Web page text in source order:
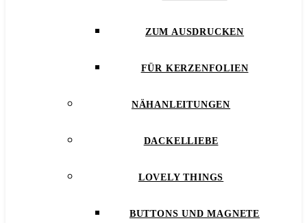
ZUM AUSDRUCKEN
FÜR KERZENFOLIEN
NÄHANLEITUNGEN
DACKELLIEBE
LOVELY THINGS
BUTTONS UND MAGNETE